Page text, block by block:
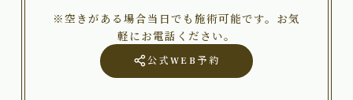
※空きがある場合当日でも施術可能です。お気
軽にお電話ください。
公式WEB予約